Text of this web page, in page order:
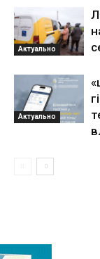
Актуально
Актуально